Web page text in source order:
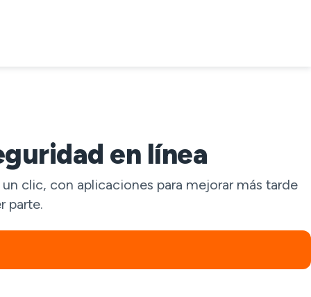
en línea
clic, con aplicaciones para mejorar más tarde
parte.